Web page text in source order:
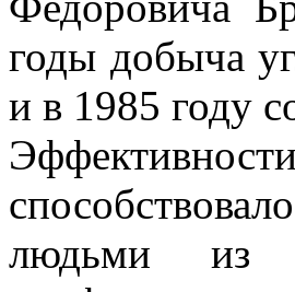
годы добыча
и в 1985 году
людьми из